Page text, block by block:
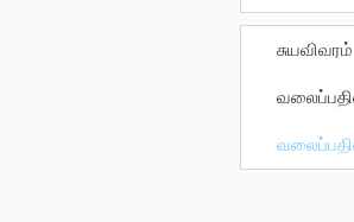
சுயவிவரம்